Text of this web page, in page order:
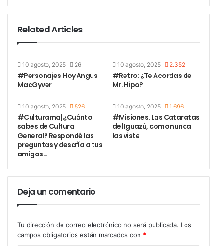
Related Articles
10 agosto, 2025 26
#Personajes|Hoy Angus
MacGyver
10 agosto, 2025 2.352
#Retro: ¿Te Acordas de
Mr. Hipo?
10 agosto, 2025 526
#Culturama| ¿Cuánto
sabes de Cultura
General? Respondé las
preguntas y desafía a tus
amigos…
10 agosto, 2025 1.696
#Misiones. Las Cataratas
del Iguazú, como nunca
las viste
Deja un comentario
Tu dirección de correo electrónico no será publicada. Los
campos obligatorios están marcados con *